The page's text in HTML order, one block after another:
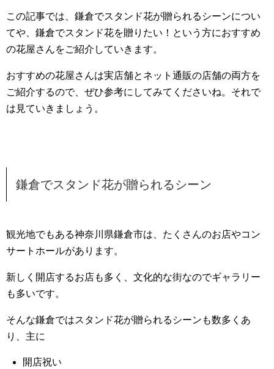
この記事では、鎌倉でスタンド花が贈られるシーンについ
てや、鎌倉でスタンド花を贈りたい！という方におすすめ
の花屋さんをご紹介していきます。
おすすめの花屋さんは実店舗とネット通販の店舗の両方を
ご紹介するので、ぜひ参考にしてみてくださいね。それで
は見ていきましょう。
鎌倉でスタンド花が贈られるシーン
観光地でもある神奈川県鎌倉市は、たくさんのお店やコン
サートホールがあります。
新しく開店するお店も多く、文化的な街なのでギャラリー
も多いです。
そんな鎌倉ではスタンド花が贈られるシーンも数多くあ
り、主に
開店祝い